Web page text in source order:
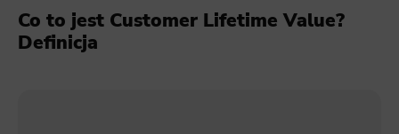
Co to jest Customer Lifetime Value?
Definicja